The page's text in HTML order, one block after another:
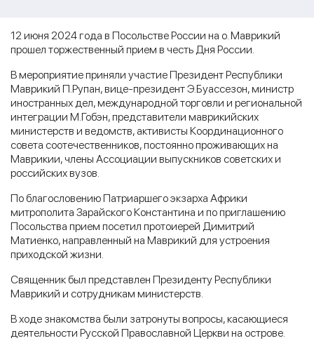
12 июня 2024 года в Посольстве России на о. Маврикий
прошел торжественный прием в честь Дня России.
В мероприятие приняли участие Президент Республики
Маврикий П.Рупан, вице-президент Э.Буассезон, министр
иностранных дел, международной торговли и региональной
интеграции М.Гобэн, представители маврикийских
министерств и ведомств, активисты Координационного
совета соотечественников, постоянно проживающих на
Маврикии, члены Ассоциации выпускников советских и
российских вузов.
По благословению Патриаршего экзарха Африки
митрополита Зарайского Константина и по приглашению
Посольства прием посетил протоиерей Димитрий
Матиенко, направленный на Маврикий для устроения
приходской жизни.
Священник был представлен Президенту Республики
Маврикий и сотрудникам министерств.
В ходе знакомства были затронуты вопросы, касающиеся
деятельности Русской Православной Церкви на острове.